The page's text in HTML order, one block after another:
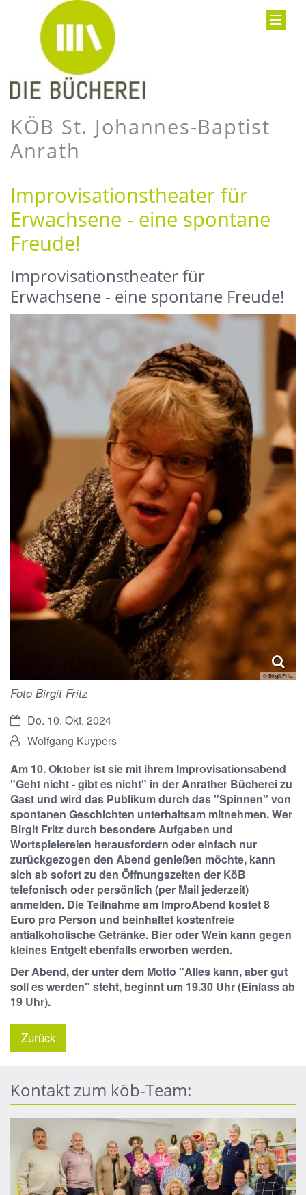
KÖB St. Johannes-Baptist
Anrath
Improvisationstheater für
Erwachsene - eine spontane
Freude!
Improvisationstheater für
Erwachsene - eine spontane Freude!
© Birgit Fritz
Foto Birgit Fritz
Datum:Do. 10. Okt. 2024
Von:Wolfgang Kuypers
Am 10. Oktober ist sie mit ihrem Improvisationsabend
"Geht nicht - gibt es nicht" in der Anrather Bücherei zu
Gast und wird das Publikum durch das "Spinnen" von
spontanen Geschichten unterhaltsam mitnehmen. Wer
Birgit Fritz durch besondere Aufgaben und
Wortspielereien herausfordern oder einfach nur
zurückgezogen den Abend genießen möchte, kann
sich ab sofort zu den Öffnungszeiten der KöB
telefonisch oder persönlich (per Mail jederzeit)
anmelden. Die Teilnahme am ImproAbend kostet 8
Euro pro Person und beinhaltet kostenfreie
antialkoholische Getränke. Bier oder Wein kann gegen
kleines Entgelt ebenfalls erworben werden.
Der Abend, der unter dem Motto "Alles kann, aber gut
soll es werden" steht, beginnt um 19.30 Uhr (Einlass ab
19 Uhr).
Zurück
Kontakt zum köb-Team: